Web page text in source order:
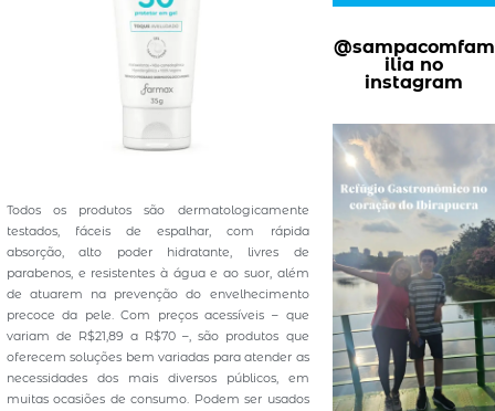
Todos os produtos são dermatologicamente
testados, fáceis de espalhar, com rápida
absorção, alto poder hidratante, livres de
parabenos, e resistentes à água e ao suor, além
de atuarem na prevenção do envelhecimento
precoce da pele. Com preços acessíveis – que
variam de R$21,89 a R$70 –, são produtos que
oferecem soluções bem variadas para atender as
necessidades dos mais diversos públicos, em
muitas ocasiões de consumo. Podem ser usados
@sampacomfam
ilia no
instagram